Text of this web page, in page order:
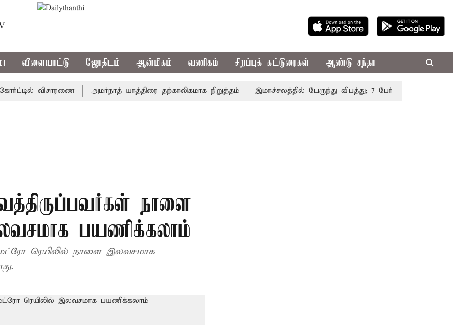
விளையாட்டு ஜோதிடம் ஆன்மிகம் வணிகம் சிறப்புக் கட்டுரைகள் ஆண்டு சந்தா
விசாரணை அமர்நாத் யாத்திரை தற்காலிகமாக நிறுத்தம் இமாச்சலத்தில் பேருந்து விபத்து; 7 பேர் பலி - பிரதமர்
நாளை
பயணிக்கலாம்
ரெயிலில் நாளை இலவசமாக